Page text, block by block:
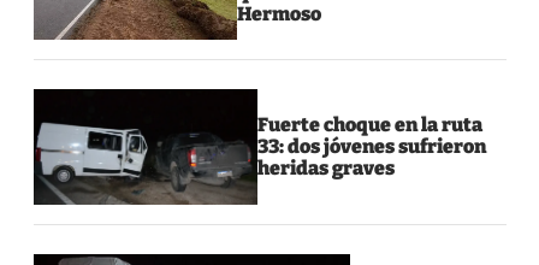
Hermoso
Fuerte choque en la ruta
33: dos jóvenes sufrieron
heridas graves